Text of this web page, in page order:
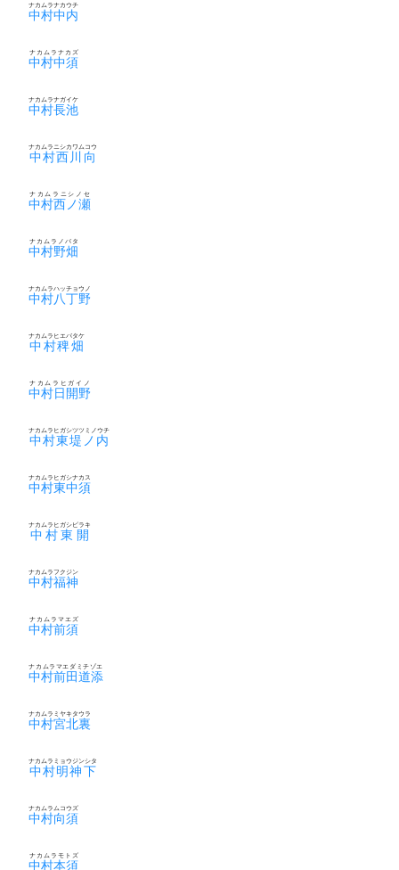
中村中内
ナカムラナカウチ
中村中須
ナカムラナカズ
中村長池
ナカムラナガイケ
中村西川向
ナカムラニシカワムコウ
中村西ノ瀬
ナカムラニシノセ
中村野畑
ナカムラノバタ
中村八丁野
ナカムラハッチョウノ
中村稗畑
ナカムラヒエバタケ
中村日開野
ナカムラヒガイノ
中村東堤ノ内
ナカムラヒガシツツミノウチ
中村東中須
ナカムラヒガシナカス
中村東開
ナカムラヒガシビラキ
中村福神
ナカムラフクジン
中村前須
ナカムラマエズ
中村前田道添
ナカムラマエダミチゾエ
中村宮北裏
ナカムラミヤキタウラ
中村明神下
ナカムラミョウジンシタ
中村向須
ナカムラムコウズ
中村本須
ナカムラモトズ